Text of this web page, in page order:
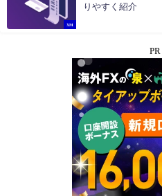
XM
りやすく紹介
PR